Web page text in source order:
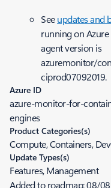
Seeupdates and
running on
agent version is
azuremonitor/
ciprod07092019.
Azure ID
azure-monitor-for-
engines
Product Categories(s)
Compute, Containers,
Update Types(s)
Features, Management
Added to roadmap:08/